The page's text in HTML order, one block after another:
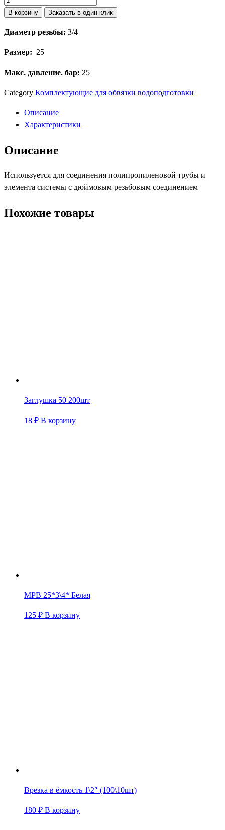
товара
25
*
Белая
В корзину Заказать в один клик
Диаметр резьбы: 3/4
Рaзмер: 25
Макc. давление. бар: 25
Category Комплектующие для обвязки водоподготовки
Описание
Характеристики
Описание
Используется для соединения полипропиленовой трубы и
элемента системы с дюймовым резьбовым соединением
Похожие товары
Заглушка 50 200шт
18 ₽ В корзину
МРВ 25*3\4* Белая
125 ₽ В корзину
Врезка в ёмкость 1\2″ (100\10шт)
180 ₽ В корзину